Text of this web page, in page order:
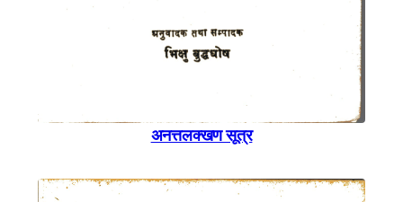
अनत्तलक्खण सूत्र